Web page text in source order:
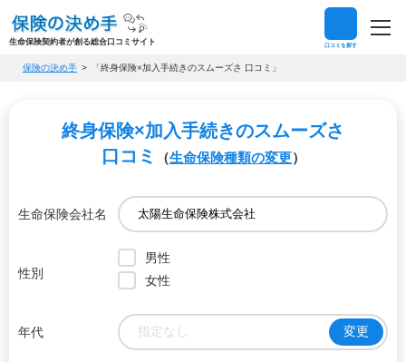
生命保険契約者が創る総合口コミサイト 口コミを探す
保険の決め手 「終身保険×加入手続きのスムーズさ 口コミ」
終身保険×加入手続きのスムーズさ
口コミ
（生命保険種類の変更）
生命保険会社名
性別
男性
女性
年代 指定なし 変更